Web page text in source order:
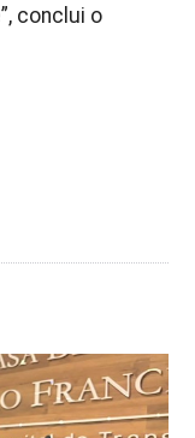
conclui o